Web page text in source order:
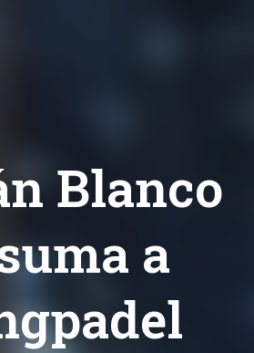
Blanco
a